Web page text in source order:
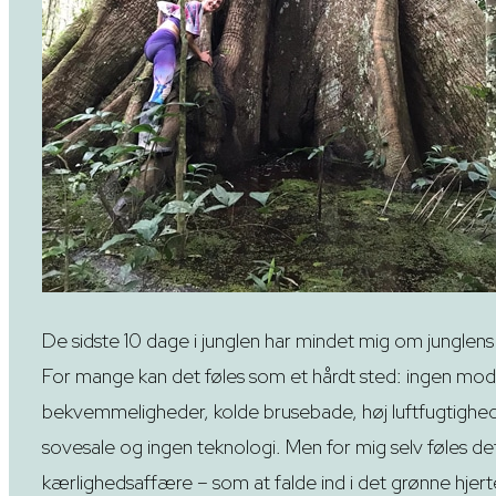
De sidste 10 dage i junglen har mindet mig om
For mange kan det føles som et hårdt sted: ingen
bekvemmeligheder, kolde brusebade, høj
sovesale og ingen teknologi. Men for mig selv føles
kærlighedsaffære – som at falde ind i det grønne